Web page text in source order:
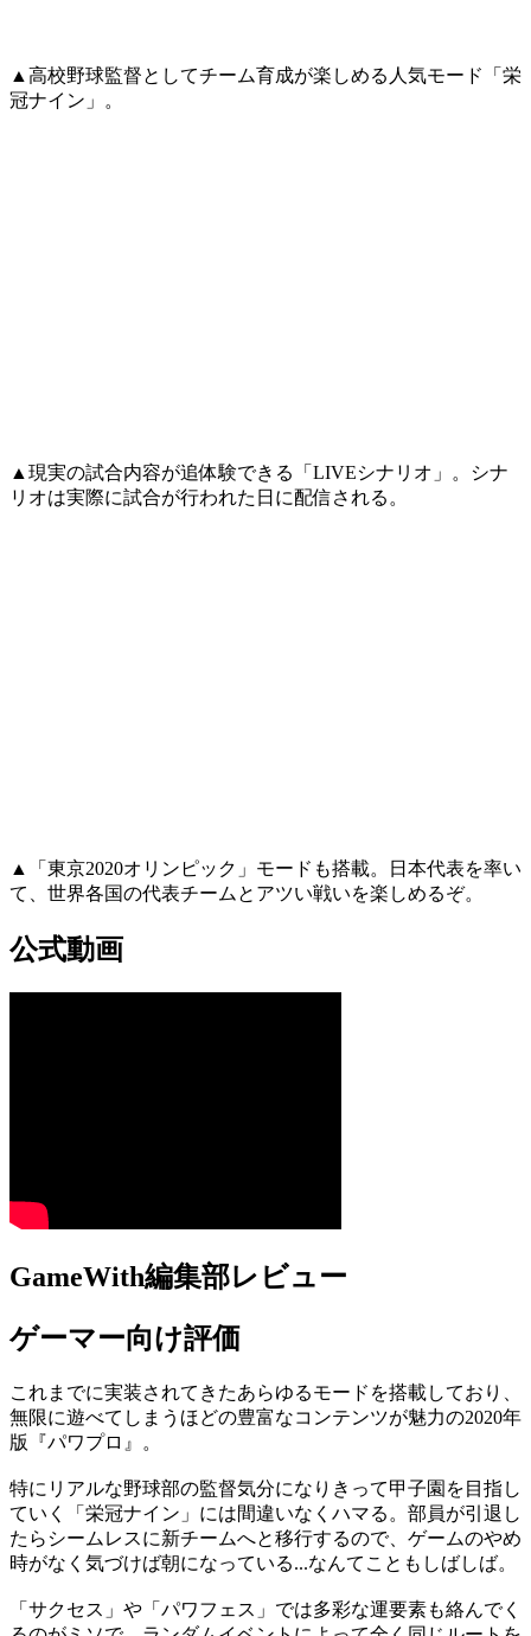
▲高校野球監督としてチーム育成が楽しめる人気モード「栄
冠ナイン」。
▲現実の試合内容が追体験できる「LIVEシナリオ」。シナ
リオは実際に試合が行われた日に配信される。
▲「東京2020オリンピック」モードも搭載。日本代表を率い
て、世界各国の代表チームとアツい戦いを楽しめるぞ。
公式動画
GameWith編集部レビュー
ゲーマー向け評価
これまでに実装されてきたあらゆるモードを搭載しており、
無限に遊べてしまうほどの豊富なコンテンツが魅力の2020年
版『パワプロ』。
特にリアルな野球部の監督気分になりきって甲子園を目指し
ていく「栄冠ナイン」には間違いなくハマる。部員が引退し
たらシームレスに新チームへと移行するので、ゲームのやめ
時がなく気づけば朝になっている...なんてこともしばしば。
「サクセス」や「パワフェス」では多彩な運要素も絡んでく